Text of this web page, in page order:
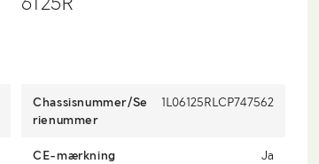
Chassisnummer/Se
rienummer
1L06125RLCP747562
CE-mærkning Ja